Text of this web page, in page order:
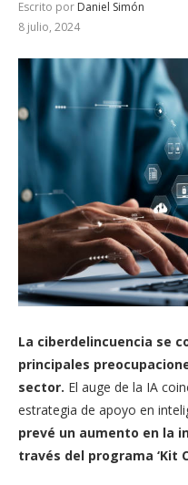
Escrito por Daniel Simón
8 julio, 2024
La ciberdelincuencia se
principales
sector. El auge de la IA
estrategia de apoyo en
prevé un aumento en la
través del programa ‘Kit